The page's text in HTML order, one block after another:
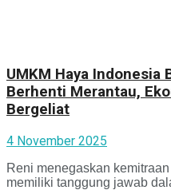
UMKM Haya Indonesia
Berhenti Merantau,
Bergeliat
4 November 2025
Reni menegaskan
memiliki tanggung jawab